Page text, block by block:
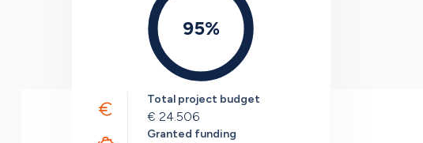
95%
Total project budget
€ 24.506
Granted funding